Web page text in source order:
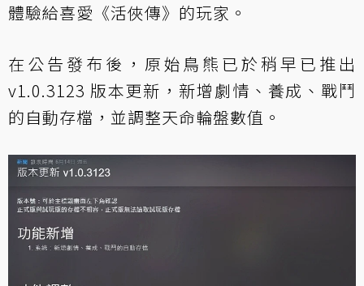
體驗給喜愛《活俠傳》的玩家。
在公告發布後，原始鳥熊已於稍早已推出
v1.0.3123 版本更新，新增劇情、養成、戰鬥
的自動存檔，並調整天命輪盤數值。